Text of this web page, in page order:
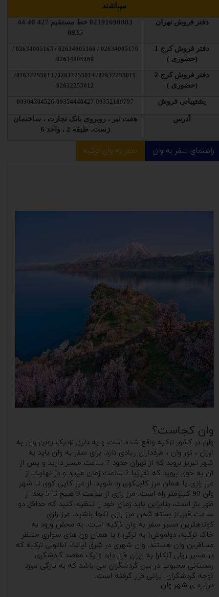
میباشند
دفتر فروش تهران 02191690083 خط مستقیم
427 40 44
0935
دفتر فروش کرج 1
(حضوری )
02634005170 / 02634005166 / 02634005163 /
02634005160
دفتر فروش کرج 2
(حضوری )
02632255015/ 02632255014/ 02632255013/
02632255012
پشتیبانی فروش 09304304526-09354440427-09352189797
آدرس
هفت تیر ، روبروی بانک تجارت ، ساختمان
ژست، طبقه 2 ، واحد 6
راهنمای سفر به وان سفر به وان ترکیه
وان کجاست؟
وان در کشور ترکیه واقع شده است و به دلیل نزدیک بودن وان به
ایران ، تور وان ، طرفداران زیادی دارد. برای سفر به وان باید به
شهر تبریز بروید که از تهران حدود 7 ساعت مسیر دارید و پس از
آن به خوی بروید که تقریبا 2 ساعت زمان میبرد و در نهایت از
مرز رازی یا همان مرز کاپیکوی رد شوید. از مرز کاپی کوی تا شهر
وان 90 کیلومتر راه است. مرز رازی از ساعت 9 صبح تا 5 بعد از
ظهر باز است، بنابراین باید زمان خود را تنظیم کنید که حداقل دو
ساعت قبل از بسته شدن مرز رازی آنجا باشید. مرز رازی
کوتاهترین مسیر سفر به وان ترکیه است. به محض ورود به
خاک ترکیه، دولموش( به ترکی ) یا همان ون های سواری منتظر
مسافرین وان هستند. وان شهری در شرق ایالت آناتولی ترکیه که
در مسیر ریلی آنکارا به ایران قرار دارد و یک مقصد گردشگری
زمستانی محبوب در بین گردشگران می باشد که به تازگی مورد
توجه گردشگران ایرانی قرار گرفته است.
درباره ی شهر وان